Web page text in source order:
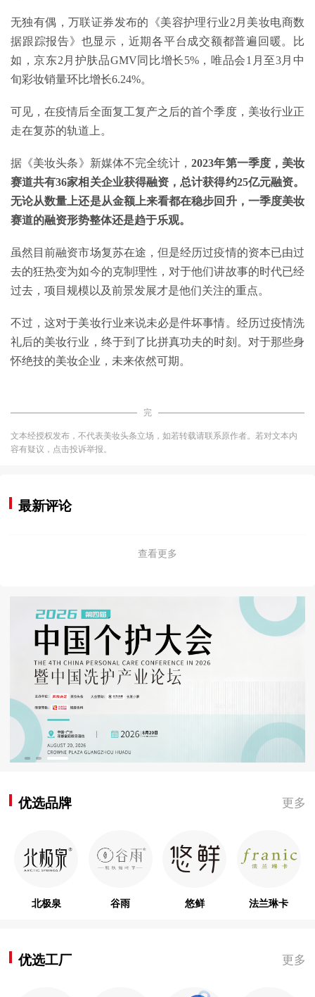
无独有偶，万联证券发布的《美容护理行业2月美妆电商数
据跟踪报告》也显示，近期各平台成交额都普遍回暖。比
如，京东2月护肤品GMV同比增长5%，唯品会1月至3月中
旬彩妆销量环比增长6.24%。
可见，在疫情后全面复工复产之后的首个季度，美妆行业正
走在复苏的轨道上。
据《美妆头条》新媒体不完全统计，2023年第一季度，美妆
赛道共有36家相关企业获得融资，总计获得约25亿元融资。
无论从数量上还是从金额上来看都在稳步回升，一季度美妆
赛道的融资形势整体还是趋于乐观。
虽然目前融资市场复苏在途，但是经历过疫情的资本已由过
去的狂热变为如今的克制理性，对于他们讲故事的时代已经
过去，项目规模以及前景发展才是他们关注的重点。
不过，这对于美妆行业来说未必是件坏事情。经历过疫情洗
礼后的美妆行业，终于到了比拼真功夫的时刻。对于那些身
怀绝技的美妆企业，未来依然可期。
完
文本经授权发布，不代表美妆头条立场，如若转载请联系原作者。若对文本内
容有疑议，点击投诉举报。
最新评论
查看更多
优选品牌 更多
北极泉 谷雨 悠鲜 法兰琳卡
优选工厂 更多